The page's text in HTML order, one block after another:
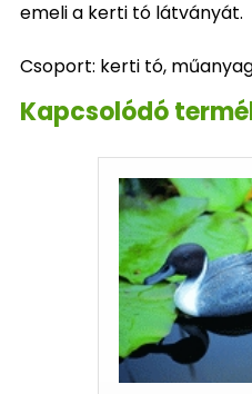
emeli a kerti tó látványát.
Csoport: kerti tó,
Kapcsolódó